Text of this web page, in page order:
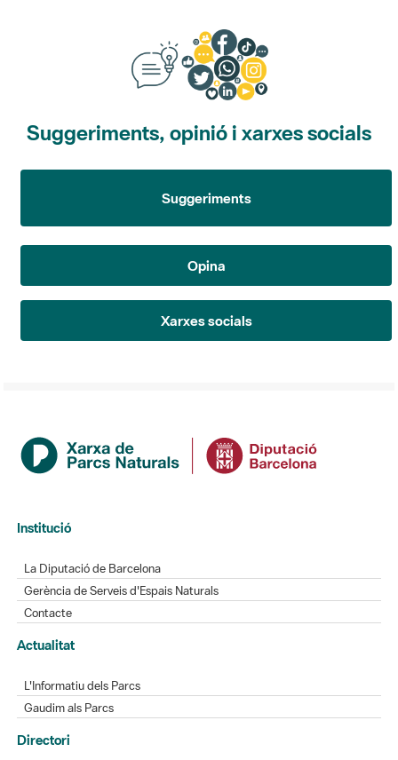
Suggeriments, opinió i xarxes socials
Suggeriments
Opina
Xarxes socials
Institució
La Diputació de Barcelona
Gerència de Serveis d'Espais Naturals
Contacte
Actualitat
L'Informatiu dels Parcs
Gaudim als Parcs
Directori